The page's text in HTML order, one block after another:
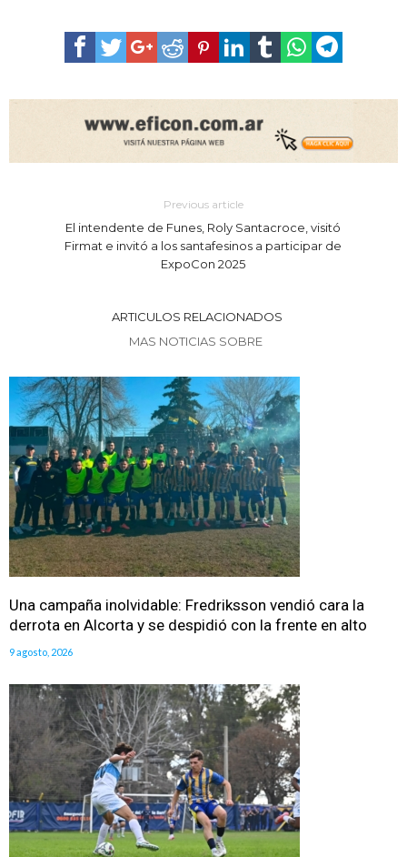
Previous article
El intendente de Funes, Roly Santacroce, visitó
Firmat e invitó a los santafesinos a participar de
ExpoCon 2025
ARTICULOS RELACIONADOS
MAS NOTICIAS SOBRE
Una campaña inolvidable: Fredriksson vendió cara la
derrota en Alcorta y se despidió con la frente en alto
9 agosto, 2026